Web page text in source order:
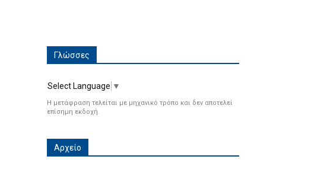
Γλώσσες
Select Language ▼
Η μετάφραση τελείται με μηχανικό τρόπο και δεν αποτελεί
επίσημη εκδοχή.
Αρχείο